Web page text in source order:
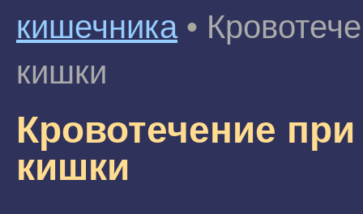
кишечника •
кишки
Кровотечение
кишки